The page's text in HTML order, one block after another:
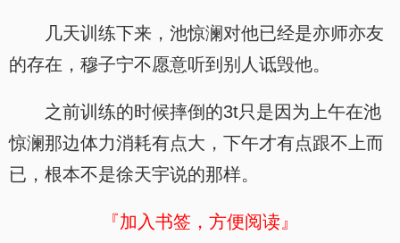
几天训练下来，池惊澜对他已经是亦师亦友
的存在，穆子宁不愿意听到别人诋毁他。
之前训练的时候摔倒的3t只是因为上午在池
惊澜那边体力消耗有点大，下午才有点跟不上而
已，根本不是徐天宇说的那样。
『加入书签，方便阅读』